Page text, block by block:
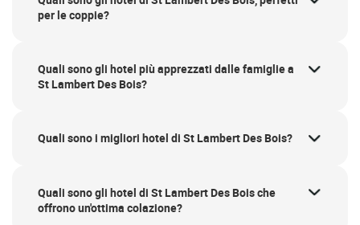
per le coppie?
Quali sono gli hotel più apprezzati dalle famiglie a
St Lambert Des Bois?
Quali sono i migliori hotel di St Lambert Des Bois?
Quali sono gli hotel di St Lambert Des Bois che
offrono un'ottima colazione?